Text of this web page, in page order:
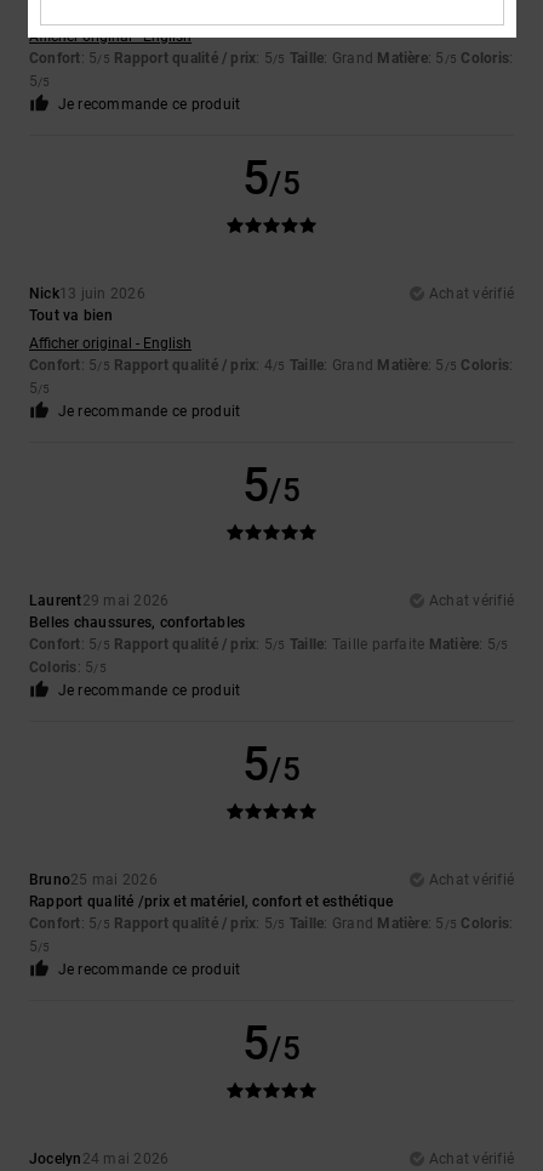
Afficher original - English
Confort: 5/5 Rapport qualité / prix: 5/5 Taille: Grand Matière: 5 /5 Coloris:
5/5
Je recommande ce produit
5/5
Nick13 juin 2026
Achat vérifié
Tout va bien
Afficher original - English
Confort: 5/5 Rapport qualité / prix: 4/5 Taille: Grand Matière: 5 /5 Coloris:
5/5
Je recommande ce produit
5/5
Laurent29 mai 2026
Achat vérifié
Belles chaussures, confortables
Confort: 5/5 Rapport qualité / prix: 5/5 Taille: Taille parfaite Matière: 5/5
Coloris: 5/5
Je recommande ce produit
5/5
Bruno25 mai 2026
Achat vérifié
Rapport qualité /prix et matériel, confort et esthétique
Confort: 5/5 Rapport qualité / prix: 5/5 Taille: Grand Matière: 5 /5 Coloris:
5/5
Je recommande ce produit
5/5
Jocelyn 24 mai 2026
Achat vérifié